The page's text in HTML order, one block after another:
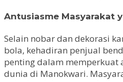
Antusiasme Masyarakat
Selain nobar dan dekorasi
bola, kehadiran penjual
penting dalam memperkuat
dunia di Manokwari.